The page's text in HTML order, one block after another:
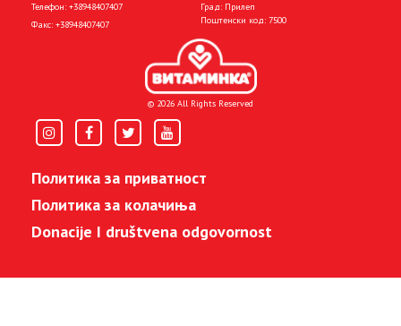
Телефон: +38948407407
Факс: +38948407407
Град: Прилеп
Поштенски код: 7500
© 2026 All Rights Reserved
Политика за приватност
Политика за колачиња
Donacije I društvena odgovornost